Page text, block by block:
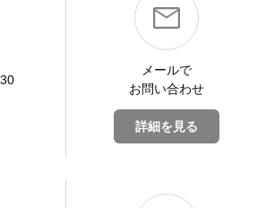
メールで
お問い合わせ
詳細を見る